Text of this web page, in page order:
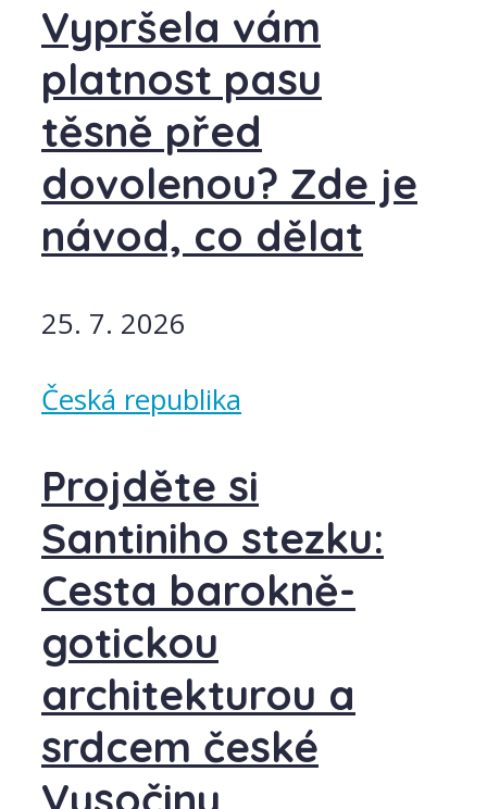
Vypršela vám
platnost pasu
těsně před
dovolenou? Zde je
návod, co dělat
25. 7. 2026
Česká republika
Projděte si
Santiniho stezku:
Cesta barokně-
gotickou
architekturou a
srdcem české